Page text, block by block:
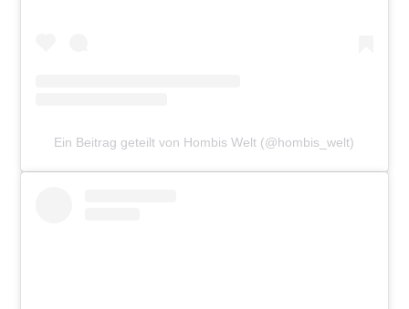
Ein Beitrag geteilt von Hombis Welt (@hombis_welt)